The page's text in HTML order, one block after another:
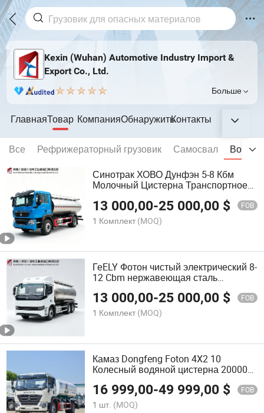
Kexin (Wuhan) Automotive Industry Import &
Export Co., Ltd.
Больше
ГлавнаяТовар КомпанияОбнаружитьКонтакты
Все Рефрижераторный грузовик Самосвал
Синотрак ХОВО Дунфэн 5-8 Кбм
Молочный Цистерна Транспортное
316 Цистерна для Свежего Молока
Транспортное Средство Пищевых
Жидкостей Гигиеническая Цистерна
13 000,00-25 000,00 $ FOB
1 Комплект (MOQ)
ГеELY Фотон чистый электрический 8-
12 Cbm нержавеющая сталь
молочный танк грузовик пищевая
степень вакуум 3000-100000L
молочный танкер мобильный
молочный сборный грузовик
13 000,00-25 000,00 $ FOB
1 Комплект (MOQ)
Камаз Dongfeng Foton 4X2 10
Колесный водяной цистерна 20000L
Водяной распылитель, цистерна для
воды, грузовик для высоконапорной
транспортировки воды на продажу
16 999,00-49 999,00 $ FOB
1 шт. (MOQ)